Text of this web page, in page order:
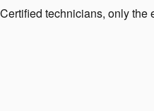
Certified technicians, only the